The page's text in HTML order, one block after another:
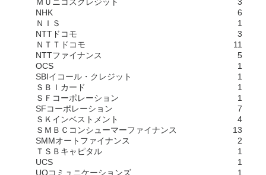
NHK
6
ＮＩＳ
1
NTTドコモ
3
ＮＴＴドコモ
11
NTTファイナンス
5
OCS
1
SBIイコール・クレジット
1
ＳＢＩカード
1
ＳＦコーポレーション
1
SFコーポレーション
7
ＳＫインベストメント
4
ＳＭＢＣコンシューマーファイナンス
13
SMMオートファイナンス
2
ＴＳＢキャピタル
1
UCS
1
UQコミュニケーションズ
1